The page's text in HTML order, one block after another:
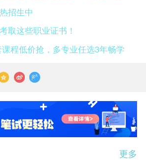
招生中
取这些职业证书！
程低价抢，多专业任选3年畅学
更多